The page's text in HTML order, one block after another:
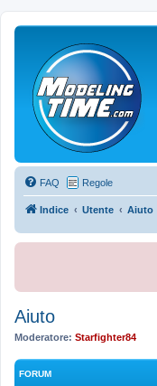
FAQ Regole
Indice Utente Aiuto
Aiuto
Moderatore: Starfighter84
FORUM